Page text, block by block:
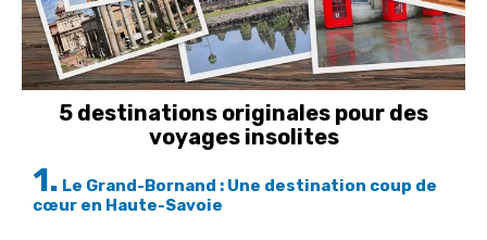
5 destinations originales pour des
voyages insolites
1. Le Grand-Bornand : Une destination coup de
cœur en Haute-Savoie